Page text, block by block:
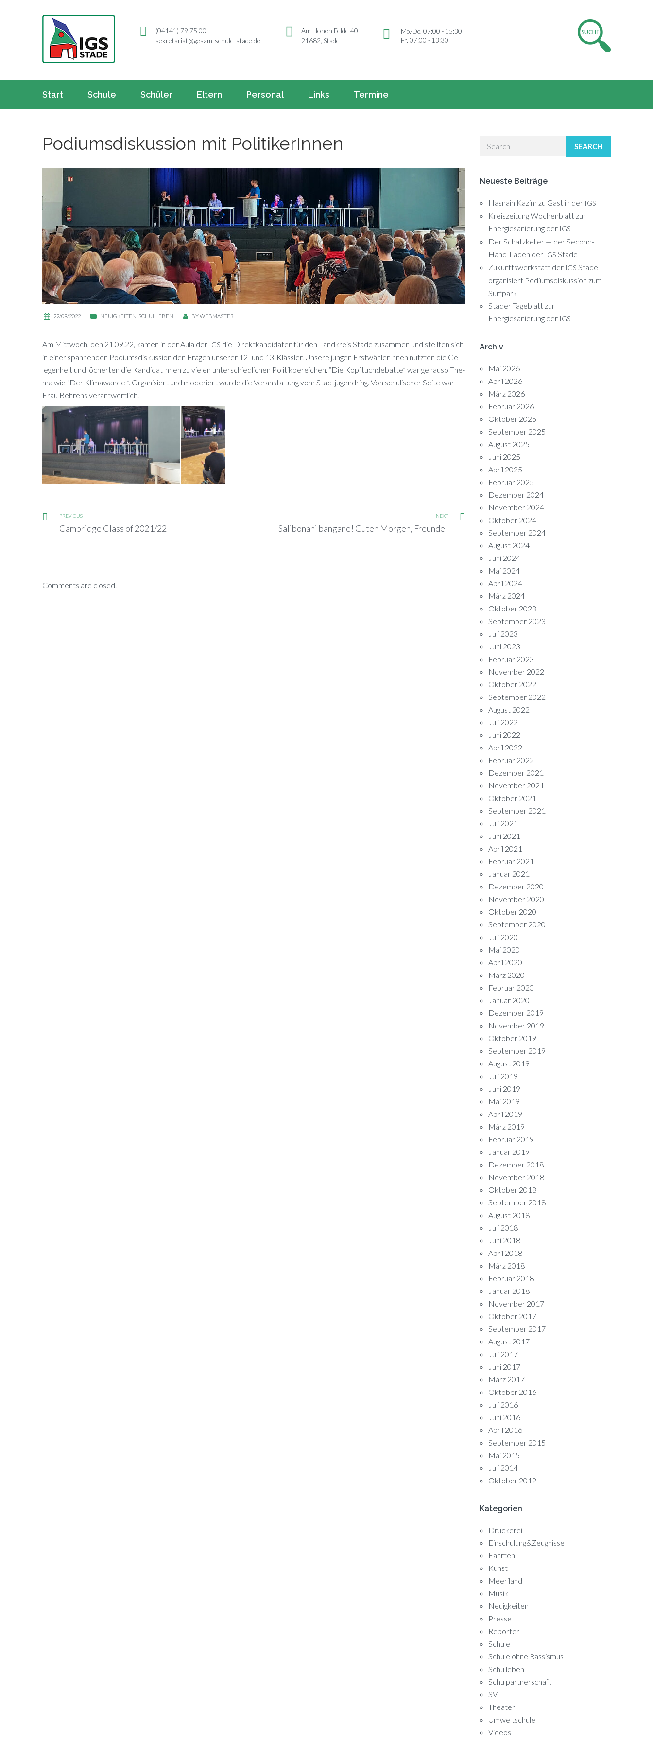
(04141) 79 75 00
sekretariat@gesamtschule-stade.de
Am Hohen Felde 40
21682, Stade
Mo.-Do. 07:00 - 15:30
Fr. 07:00 - 13:30
Start Schule Schüler Eltern Personal Links Termine
Podiumsdiskussion mit PolitikerInnen
22/09/2022 NEUIGKEITEN SCHULLEBEN BYWEBMASTER
Am Mitt­woch, den 21.09.22, ka­men in der Aula der IGS die Di­rekt­kan­di­da­ten für den Land­kreis Sta­de zu­sam­men und stell­ten sich
in ei­ner span­nen­den Po­di­ums­dis­kus­si­on den Fra­gen un­se­rer 12- und 13-Kläss­ler. Un­se­re jun­gen Erst­wäh­le­rIn­nen nutz­ten die Ge­
le­gen­heit und lö­cher­ten die Kan­di­da­tIn­nen zu vie­len un­ter­schied­li­chen Po­li­tik­be­rei­chen. “Die Kopf­tuch­de­bat­te” war ge­nau­so The­
ma wie “Der Kli­ma­wan­del”. Or­ga­ni­siert und mo­de­riert wur­de die Ver­an­stal­tung vom Stadt­ju­gend­ring. Von schu­li­scher Sei­te war
Frau Beh­rens verantwortlich.
PREVIOUS
Cambridge Class of 2021/22
NEXT
Salibonani bangane! Guten Morgen, Freunde!
Comments are closed.
SEARCH
Neueste Beiträge
Hasnain Kazim zu Gast in der IGS
Kreiszeitung Wochenblatt zur
Energiesanierung der IGS
Der Schatzkeller — der Second-
Hand-Laden der IGS Stade
Zukunftswerkstatt der IGS Stade
organisiert Podiumsdiskussion zum
Surfpark
Stader Tageblatt zur
Energiesanierung der IGS
Archiv
Mai 2026
April 2026
März 2026
Februar 2026
Oktober 2025
September 2025
August 2025
Juni 2025
April 2025
Februar 2025
Dezember 2024
November 2024
Oktober 2024
September 2024
August 2024
Juni 2024
Mai 2024
April 2024
März 2024
Oktober 2023
September 2023
Juli 2023
Juni 2023
Februar 2023
November 2022
Oktober 2022
September 2022
August 2022
Juli 2022
Juni 2022
April 2022
Februar 2022
Dezember 2021
November 2021
Oktober 2021
September 2021
Juli 2021
Juni 2021
April 2021
Februar 2021
Januar 2021
Dezember 2020
November 2020
Oktober 2020
September 2020
Juli 2020
Mai 2020
April 2020
März 2020
Februar 2020
Januar 2020
Dezember 2019
November 2019
Oktober 2019
September 2019
August 2019
Juli 2019
Juni 2019
Mai 2019
April 2019
März 2019
Februar 2019
Januar 2019
Dezember 2018
November 2018
Oktober 2018
September 2018
August 2018
Juli 2018
Juni 2018
April 2018
März 2018
Februar 2018
Januar 2018
November 2017
Oktober 2017
September 2017
August 2017
Juli 2017
Juni 2017
März 2017
Oktober 2016
Juli 2016
Juni 2016
April 2016
September 2015
Mai 2015
Juli 2014
Oktober 2012
Kategorien
Druckerei
Einschulung&Zeugnisse
Fahrten
Kunst
Meeriland
Musik
Neuigkeiten
Presse
Reporter
Schule
Schule ohne Rassismus
Schulleben
Schulpartnerschaft
SV
Theater
Umweltschule
Videos